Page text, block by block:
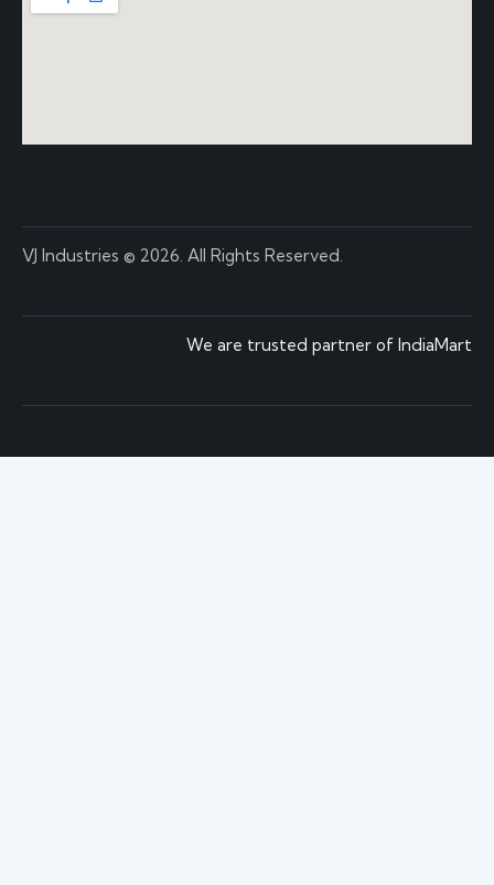
VJ Industries © 2026. All Rights Reserved.
We are trusted partner of IndiaMart